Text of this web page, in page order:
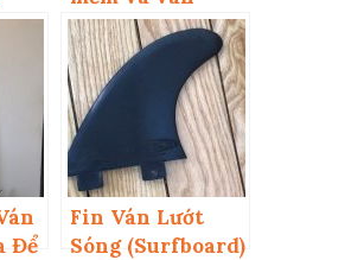
cứng
Để
Fin Ván Lướt
Sóng (Surfboard)